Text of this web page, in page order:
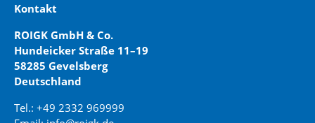
Kontakt
ROIGK GmbH & Co.
Hundeicker Straße 11–19
58285 Gevelsberg
Deutschland
Tel.: +49 2332 969999